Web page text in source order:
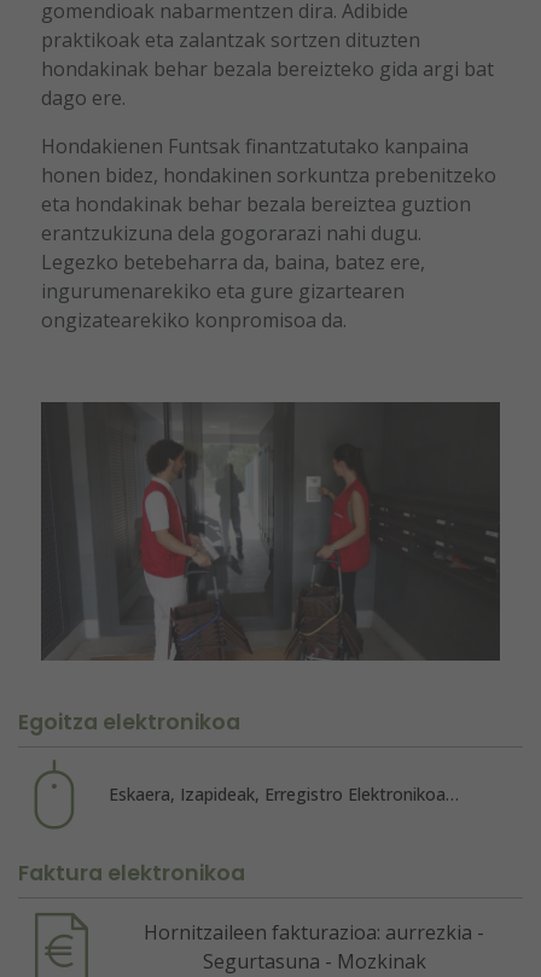
gomendioak nabarmentzen dira. Adibide
praktikoak eta zalantzak sortzen dituzten
hondakinak behar bezala bereizteko gida argi bat
dago ere.
Hondakienen Funtsak finantzatutako kanpaina
honen bidez, hondakinen sorkuntza prebenitzeko
eta hondakinak behar bezala bereiztea guztion
erantzukizuna dela gogorarazi nahi dugu.
Legezko betebeharra da, baina, batez ere,
ingurumenarekiko eta gure gizartearen
ongizatearekiko konpromisoa da.
Egoitza elektronikoa
Eskaera, Izapideak, Erregistro Elektronikoa…
Faktura elektronikoa
Hornitzaileen fakturazioa: aurrezkia -
Segurtasuna - Mozkinak